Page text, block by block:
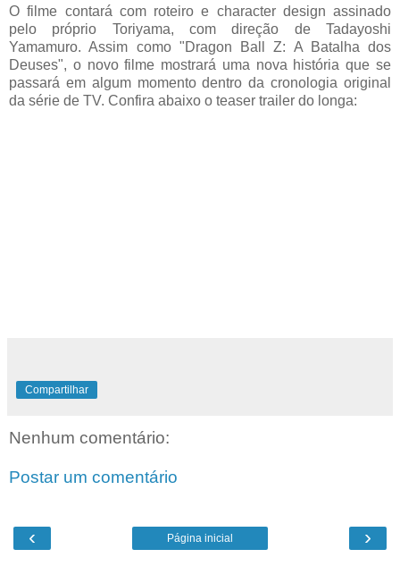
O filme contará com roteiro e character design assinado
pelo próprio Toriyama, com direção de Tadayoshi
Yamamuro. Assim como "Dragon Ball Z: A Batalha dos
Deuses", o novo filme mostrará uma nova história que se
passará em algum momento dentro da cronologia original
da série de TV. Confira abaixo o teaser trailer do longa:
Compartilhar
Nenhum comentário:
Postar um comentário
‹ ›
Página inicial